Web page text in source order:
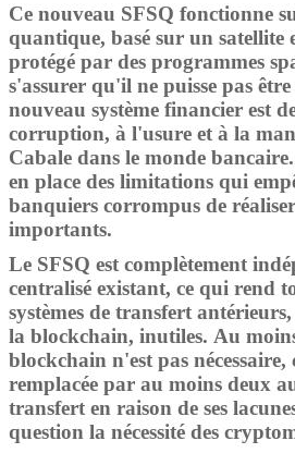
Ce nouveau SFSQ fonctionne
quantique, basé sur un satellite
protégé par des programmes
s'assurer qu'il ne puisse pas
nouveau système financier est
corruption, à l'usure et à la
Cabale dans le monde
en place des limitations qui
banquiers corrompus de
importants.
Le SFSQ est complètement
centralisé existant, ce qui rend
systèmes de transfert
la blockchain, inutiles. Au
blockchain n'est pas nécessaire,
remplacée par au moins deux
transfert en raison de ses
question la nécessité des